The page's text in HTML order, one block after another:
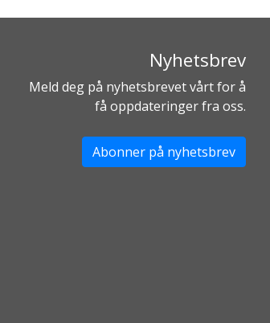
Nyhetsbrev
Meld deg på nyhetsbrevet vårt for å
få oppdateringer fra oss.
Abonner på nyhetsbrev